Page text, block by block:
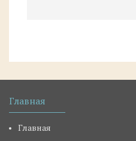
Главная
Главная